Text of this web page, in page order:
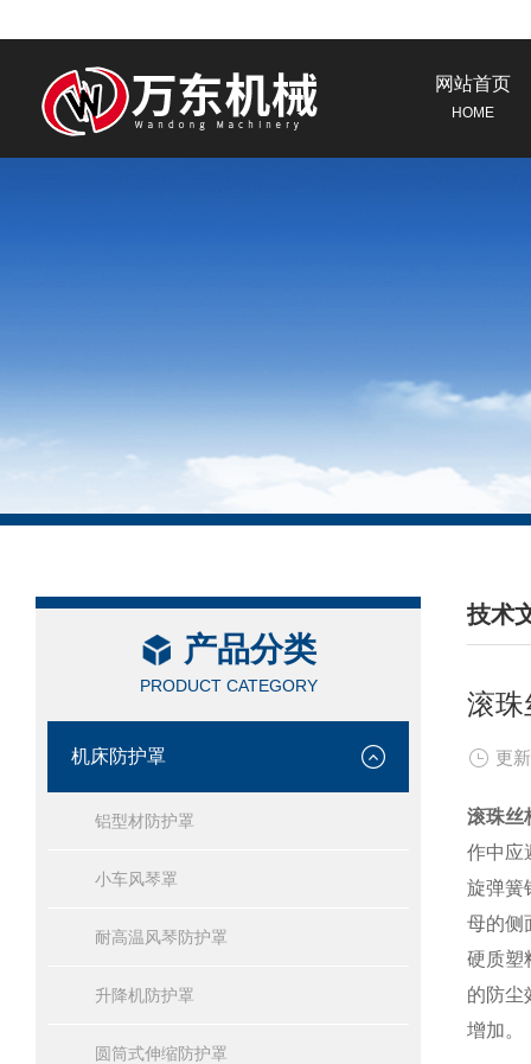
网站首页
HOME
产品分类
PRODUCT CATEGORY
机床防护罩
铝型材防护罩
小车风琴罩
耐高温风琴防护罩
升降机防护罩
圆筒式伸缩防护罩
技术
/
滚珠
更
滚珠丝
作中应
旋弹簧
母的侧
硬质塑
的防尘
增加。